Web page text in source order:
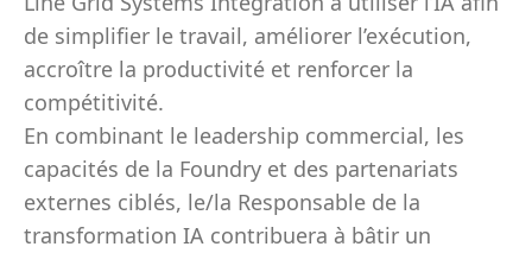
de simplifier le travail, améliorer l’exécution,
accroître la productivité et renforcer la
compétitivité.
En combinant le leadership commercial, les
capacités de la Foundry et des partenariats
externes ciblés, le/la Responsable de la
transformation IA contribuera à bâtir un